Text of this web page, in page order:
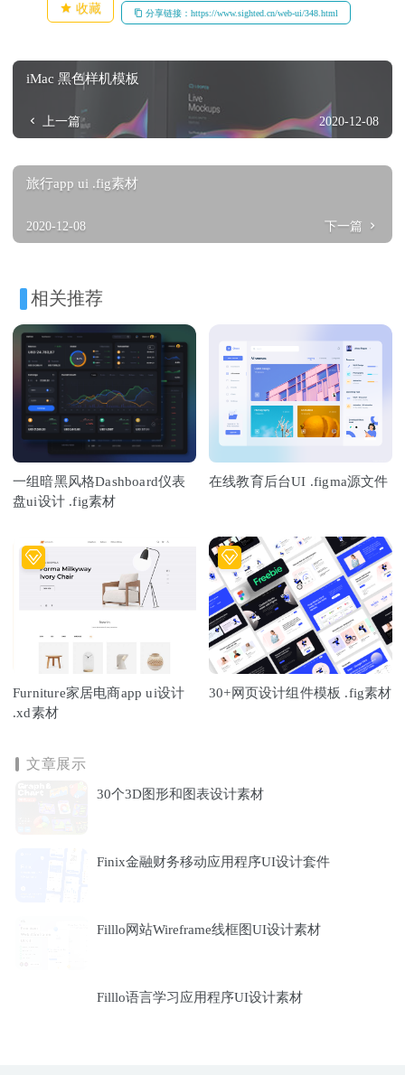
收藏 分享链接：https://www.sighted.cn/web-ui/348.html
iMac 黑色样机模板
上一篇 2020-12-08
旅行app ui .fig素材
2020-12-08 下一篇
相关推荐
一组暗黑风格Dashboard仪表
盘ui设计 .fig素材
在线教育后台UI .figma源文件
Furniture家居电商app ui设计
.xd素材
30+网页设计组件模板 .fig素材
文章展示
30个3D图形和图表设计素材
Finix金融财务移动应用程序UI设计套件
Filllo网站Wireframe线框图UI设计素材
Filllo语言学习应用程序UI设计素材